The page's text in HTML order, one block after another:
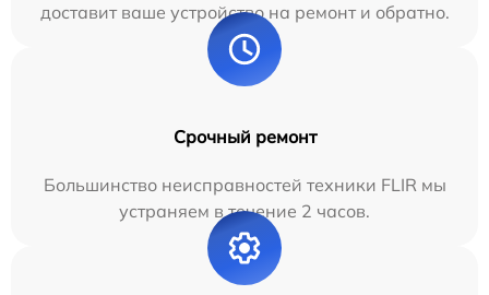
доставит ваше устройство на ремонт и обратно.
Срочный ремонт
Большинство неисправностей техники FLIR мы
устраняем в течение 2 часов.